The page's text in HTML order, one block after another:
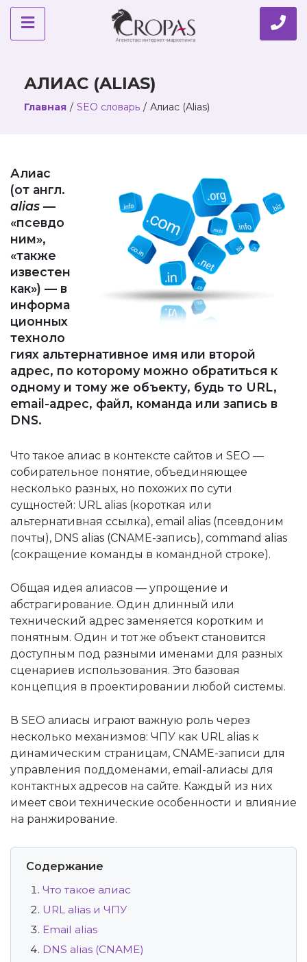
АЛИАС (ALIAS)
Главная / SEO словарь / Алиас (Alias)
Алиас
(от англ.
alias —
«псевдо
ним»,
«также
известен
как») — в
информа
ционных
техноло
гиях альтернативное имя или второй
адрес, по которому можно обратиться к
одному и тому же объекту, будь то URL,
email-адрес, файл, команда или запись в
DNS.
Что такое алиас в контексте сайтов и SEO —
собирательное понятие, объединяющее
несколько разных, но похожих по сути
сущностей: URL alias (короткая или
альтернативная ссылка), email alias (псевдоним
почты), DNS alias (CNAME-запись), command alias
(сокращение команды в командной строке).
Общая идея алиасов — упрощение и
абстрагирование. Один длинный или
технический адрес заменяется коротким и
понятным. Один и тот же объект становится
доступным под разными именами для разных
сценариев использования. Это базовая
концепция в проектировании любой системы.
В SEO алиасы играют важную роль через
несколько механизмов: ЧПУ как URL alias к
динамическим страницам, CNAME-записи для
управления поддоменами, email-алиасы для
контактных адресов на сайте. Каждый из них
имеет свои технические особенности и влияние
на ранжирование.
Содержание
Что такое алиас
URL alias и ЧПУ
Email alias
DNS alias (CNAME)